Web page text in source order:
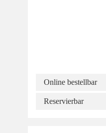
Online bestellbar
Reservierbar